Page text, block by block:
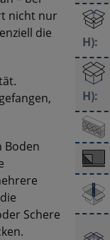
nicht nur
die
Boden
Schere
H):
H):